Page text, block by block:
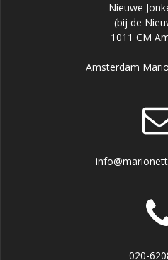
Nieuwe
(bij de
1011 CM
Amsterdam
020-